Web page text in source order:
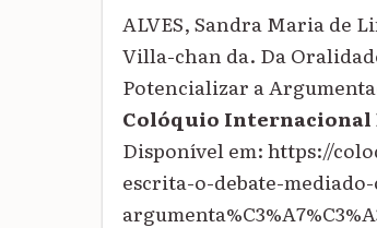
ALVES, Sandra Maria de
Villa-chan da. Da
Potencializar a
Colóquio Internacional
Disponível em: https://
escrita-o-debate-